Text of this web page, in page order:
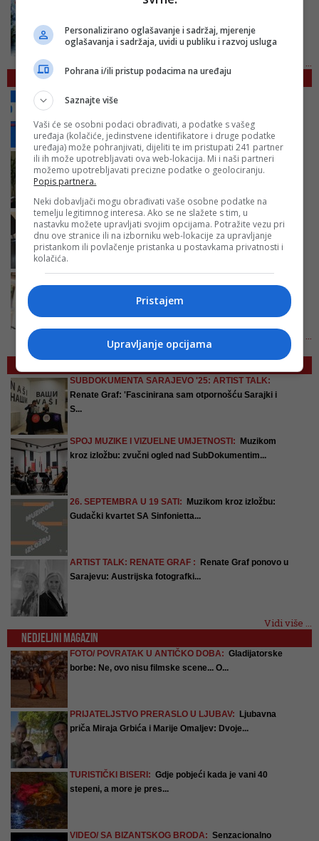
ULAZ BESPLATAN: Bentbaša Cliff Diving 2026: Dva
Vidi više ...
Mediji
Srebrenice': RAK pokrenuo p...
DUŠKA JURIŠIĆ NAKON NAPADA NA NOVINARKU BN
TV-A: Kao nekadašnja novinarka znam da ovakvi
napadi nisu ...
SLOBODA MEDIJA PONOVO NA UDARU: BH Novinari:
Hitno istražiti napad na ekipu BN telev...
VIDEO/ HAOS NA SNIMANJU PRILOGA: Napadnuta
Vidi više ...
SUBDOKUMENTA SARAJEVO '25: ARTIST TALK:
Renate Graf: 'Fascinirana sam otpornošću Sarajki i
S...
SPOJ MUZIKE I VIZUELNE UMJETNOSTI:
Muzikom
kroz izložbu: zvučni ogled nad SubDokumentim...
26. SEPTEMBRA U 19 SATI:
Muzikom kroz izložbu:
Gudački kvartet SA Sinfonietta...
ARTIST TALK: RENATE GRAF :
Renate Graf ponovo u
Sarajevu: Austrijska fotografki...
Vidi više ...
NEDJELJNI MAGAZIN
FOTO/ POVRATAK U ANTIČKO DOBA: Gladijatorske
borbe: Ne, ovo nisu filmske scene... O...
PRIJATELJSTVO PRERASLO U LJUBAV:
Ljubavna
priča Miraja Grbića i Marije Omaljev: Dvoje...
TURISTIČKI BISERI: Gdje pobjeći kada je vani 40
stepeni, a more je pres...
VIDEO/ SA BIZANTSKOG BRODA: Senzacionalno
Personalizirano oglašavanje i sadržaj, mjerenje
oglašavanja i sadržaja, uvidi u publiku i razvoj usluga
Pohrana i/ili pristup podacima na uređaju
Saznajte više
Vaši će se osobni podaci obrađivati, a podatke s vašeg
uređaja (kolačiće, jedinstvene identifikatore i druge podatke
uređaja) može pohranjivati, dijeliti te im pristupati 241 partner
ili ih može upotrebljavati ova web-lokacija. Mi i naši partneri
možemo upotrebljavati precizne podatke o geolociranju.
Popis partnera.
Neki dobavljači mogu obrađivati vaše osobne podatke na
temelju legitimnog interesa. Ako se ne slažete s tim, u
nastavku možete upravljati svojim opcijama. Potražite vezu pri
dnu ove stranice ili na izborniku web-lokacije za upravljanje
pristankom ili povlačenje pristanka u postavkama privatnosti i
kolačića.
Pristajem
Upravljanje opcijama